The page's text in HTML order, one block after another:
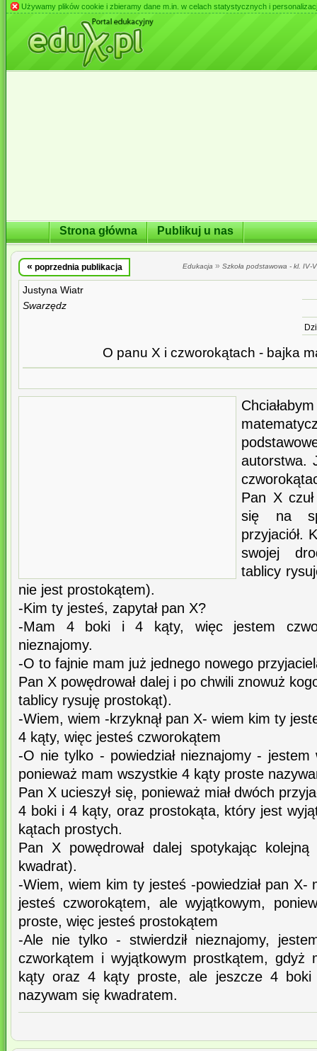
Używamy plików cookie i zbieramy dane m.in. w celach statystycznych i
Strona główna Publikuj u nas
« poprzednia publikacja Edukacja » Szkoła podstawowa - kl. IV-
Justyna Wiatr
Swarzędz
O panu X i czworokątach - bajka
autorstwa.
Pan X
się na
przyjaciół.
swojej
tablicy
nie jest prostokątem).
-Kim ty jesteś, zapytał pan X?
-Mam 4 boki i 4 kąty, więc jestem
nieznajomy.
-O to fajnie mam już jednego nowego
Pan X powędrował dalej i po chwili znowuż
tablicy rysuję prostokąt).
-Wiem, wiem -krzyknął pan X- wiem kim ty
4 kąty, więc jesteś czworokątem
-O nie tylko - powiedział nieznajomy - jestem
ponieważ mam wszystkie 4 kąty proste
Pan X ucieszył się, ponieważ miał dwóch
4 boki i 4 kąty, oraz prostokąta, który jest
kątach prostych.
Pan X powędrował dalej spotykając
kwadrat).
-Wiem, wiem kim ty jesteś -powiedział pan
jesteś czworokątem, ale wyjątkowym,
proste, więc jesteś prostokątem
-Ale nie tylko - stwierdził nieznajomy,
czworkątem i wyjątkowym prostkątem,
kąty oraz 4 kąty proste, ale jeszcze 4 boki
nazywam się kwadratem.